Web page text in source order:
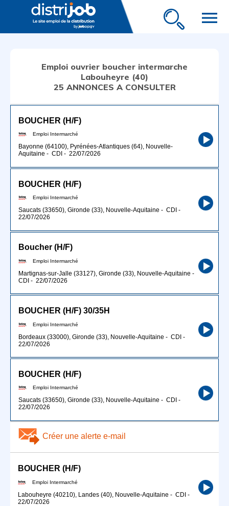
menu
Emploi ouvrier boucher intermarche
Labouheyre (40)
25 ANNONCES A CONSULTER
BOUCHER (H/F)
Emploi Intermarché
Bayonne (64100), Pyrénées-Atlantiques (64), Nouvelle-
Aquitaine - CDI - 22/07/2026
BOUCHER (H/F)
Emploi Intermarché
Saucats (33650), Gironde (33), Nouvelle-Aquitaine - CDI -
22/07/2026
Boucher (H/F)
Emploi Intermarché
Martignas-sur-Jalle (33127), Gironde (33), Nouvelle-Aquitaine -
CDI - 22/07/2026
BOUCHER (H/F) 30/35H
Emploi Intermarché
Bordeaux (33000), Gironde (33), Nouvelle-Aquitaine - CDI -
22/07/2026
BOUCHER (H/F)
Emploi Intermarché
Saucats (33650), Gironde (33), Nouvelle-Aquitaine - CDI -
22/07/2026
Créer une alerte e-mail
BOUCHER (H/F)
Emploi Intermarché
Labouheyre (40210), Landes (40), Nouvelle-Aquitaine - CDI -
22/07/2026